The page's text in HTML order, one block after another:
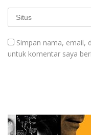
Simpan nama, email,
untuk komentar saya